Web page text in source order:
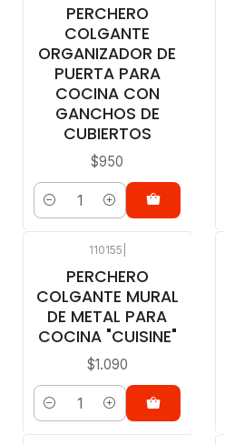
PERCHERO
COLGANTE
ORGANIZADOR DE
PUERTA PARA
COCINA CON
GANCHOS DE
CUBIERTOS
$950
Cantidad
110155
PERCHERO
COLGANTE MURAL
DE METAL PARA
COCINA "CUISINE"
$1.090
Cantidad